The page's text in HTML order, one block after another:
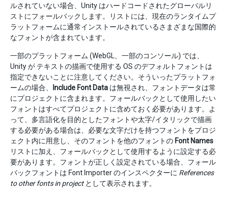
ルされていない場合、Unity はハードコードされたグローバルリ
ストにフォールバックします。リストには、現在のランタイムプ
ラットフォームに通常インストールされているさまざまな国際的
なフォントが含まれています。
一部のプラットフォーム (WebGL、一部のコンソール) では、
Unity が テキストの描画で使用する OS のデフォルトフォントは
指定できないことに注意してください。そういったプラットフォ
ームの場合、
Include Font Data は無視され、フォントデータは常
にプロジェクトに含まれます。フォールバックとして使用したい
フォントはすべてプロジェクトに含めておく必要があります。よ
って、多言語化を目的としたフォントや太字/イタリックで描画
する必要がある場合は、必要な文字だけを持つフォントをプロジ
ェクト内に用意し、そのフォントを他のフォントの Font Names
リストに加え、フォールバックとして使用するように設定する必
要があります。フォントが正しく設定されている場合、フォール
バックフォントは Font Importer のインスペクターに References
to other fonts in projectとして表示されます。